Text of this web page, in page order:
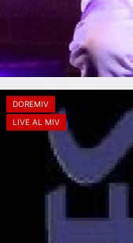
DOREMIV
LIVE AL MIV